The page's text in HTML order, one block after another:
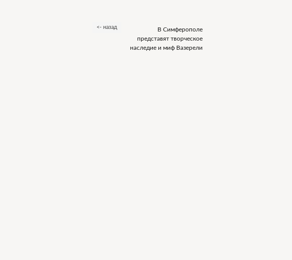
<- назад
В Симферополе
представят творческое
наследие и миф Вазерели